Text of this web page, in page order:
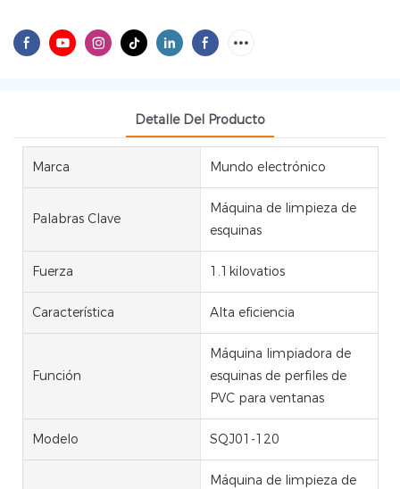
Detalle Del Producto
Marca Mundo electrónico
Palabras Clave
Máquina de limpieza de
esquinas
Fuerza 1.1kilovatios
Característica Alta eficiencia
Función
Máquina limpiadora de
esquinas de perfiles de
PVC para ventanas
Modelo SQJ01-120
Máquina de limpieza de